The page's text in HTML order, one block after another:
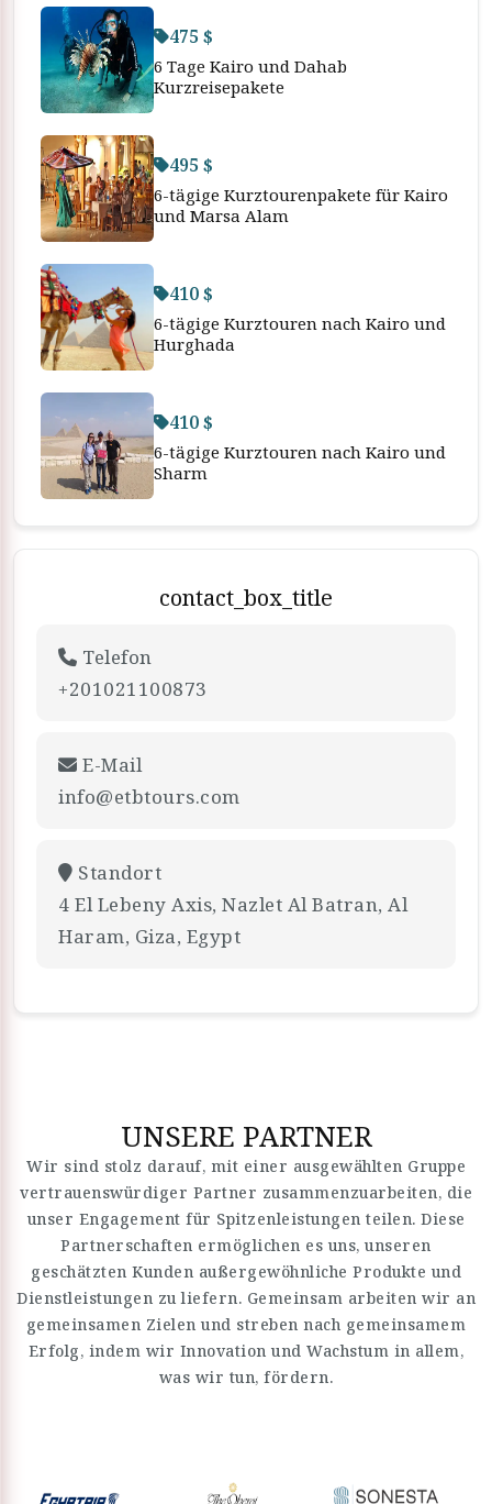
475 $
6 Tage Kairo und Dahab
Kurzreisepakete
495 $
6-tägige Kurztourenpakete für Kairo
und Marsa Alam
410 $
6-tägige Kurztouren nach Kairo und
Hurghada
410 $
6-tägige Kurztouren nach Kairo und
Sharm
contact_box_title
Telefon
+201021100873
E-Mail
info@etbtours.com
Standort
4 El Lebeny Axis, Nazlet Al Batran, Al
Haram, Giza, Egypt
UNSERE PARTNER
Wir sind stolz darauf, mit einer ausgewählten Gruppe
vertrauenswürdiger Partner zusammenzuarbeiten, die
unser Engagement für Spitzenleistungen teilen. Diese
Partnerschaften ermöglichen es uns, unseren
geschätzten Kunden außergewöhnliche Produkte und
Dienstleistungen zu liefern. Gemeinsam arbeiten wir an
gemeinsamen Zielen und streben nach gemeinsamem
Erfolg, indem wir Innovation und Wachstum in allem,
was wir tun, fördern.